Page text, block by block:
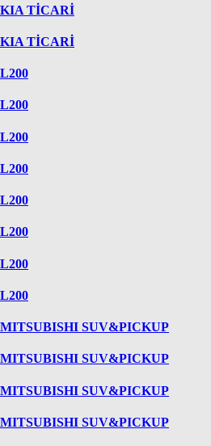
KIA TİCARİ
KIA TİCARİ
L200
L200
L200
L200
L200
L200
L200
L200
MITSUBISHI SUV&PICKUP
MITSUBISHI SUV&PICKUP
MITSUBISHI SUV&PICKUP
MITSUBISHI SUV&PICKUP